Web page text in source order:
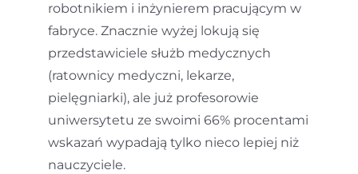
robotnikiem i inżynierem pracującym w
fabryce. Znacznie wyżej lokują się
przedstawiciele służb medycznych
(ratownicy medyczni, lekarze,
pielęgniarki), ale już profesorowie
uniwersytetu ze swoimi 66% procentami
wskazań wypadają tylko nieco lepiej niż
nauczyciele.